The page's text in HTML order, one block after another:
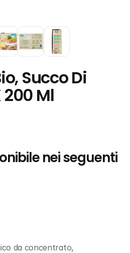
Succo Di
Ml
nei seguenti
da concentrato,